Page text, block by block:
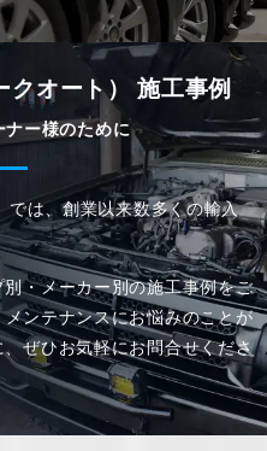
オート） 施工事例
ナー様のために
では、創業以来数多くの輸入
・メーカー別の施工事例をご
メンテナンスにお悩みのことが
、ぜひお気軽にお問合せくださ